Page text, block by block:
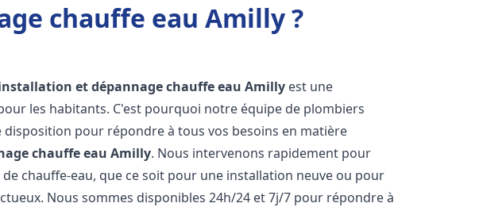
chauffe eau Amilly ?
et dépannage chauffe eau Amilly est une
les habitants. C'est pourquoi notre équipe de plombiers
disposition pour répondre à tous vos besoins en matière
chauffe eau Amilly. Nous intervenons rapidement pour
chauffe-eau, que ce soit pour une installation neuve ou pour
Nous sommes disponibles 24h/24 et 7j/7 pour répondre à